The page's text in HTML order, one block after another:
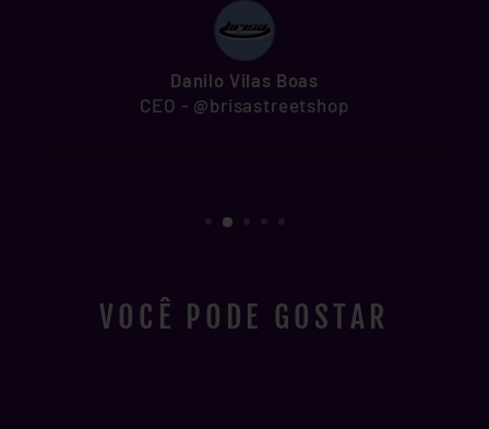
Danilo Vilas Boas
CEO - @brisastreetshop
VOCÊ PODE GOSTAR